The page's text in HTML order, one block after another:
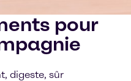
pour
digeste, sûr